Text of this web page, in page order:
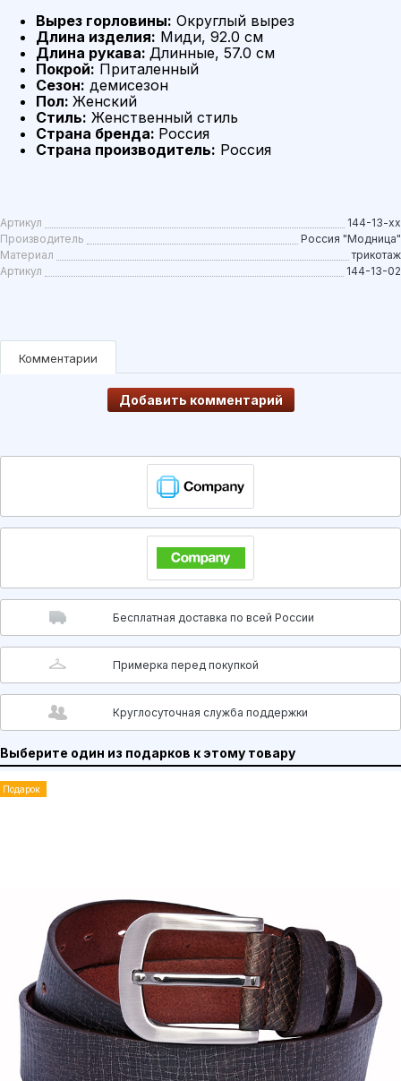
Вырез горловины: Округлый вырез
Длина изделия: Миди, 92.0 см
Длина рукава: Длинные, 57.0 см
Покрой: Приталенный
Сезон: демисезон
Пол: Женский
Стиль: Женственный стиль
Страна бренда: Россия
Страна производитель: Россия
Артикул
144-13-xx
Производитель
Россия "Модница"
Материал
трикотаж
Артикул
144-13-02
Комментарии
Добавить комментарий
Бесплатная доставка по всей России
Примерка перед покупкой
Круглосуточная служба поддержки
Выберите один из подарков к этому товару
Подарок